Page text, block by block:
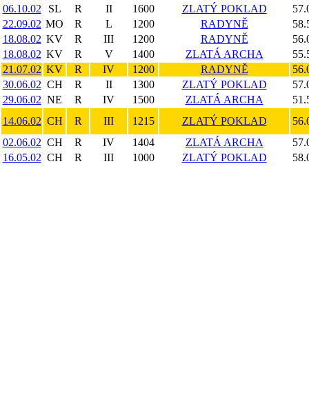
06.10.02
SL R II 1600 ZLATÝ POKLAD
22.09.02 MO R L 1200 RADYNĚ
18.08.02 KV R III 1200 RADYNĚ
18.08.02 KV R V 1400 ZLATÁ ARCHA
21.07.02 KV R IV 1200 RADYNĚ
30.06.02 CH R II 1300 ZLATÝ POKLAD
29.06.02 NE R IV 1500 ZLATÁ ARCHA
14.06.02 CH R III 1215 ZLATÝ POKLAD
02.06.02 CH R IV 1404 ZLATÁ ARCHA
16.05.02 CH R III 1000 ZLATÝ POKLAD